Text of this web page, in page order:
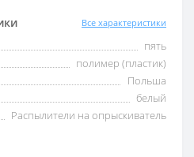
Все характеристики
пять
полимер (пластик)
Польша
белый
Распылители на опрыскиватель